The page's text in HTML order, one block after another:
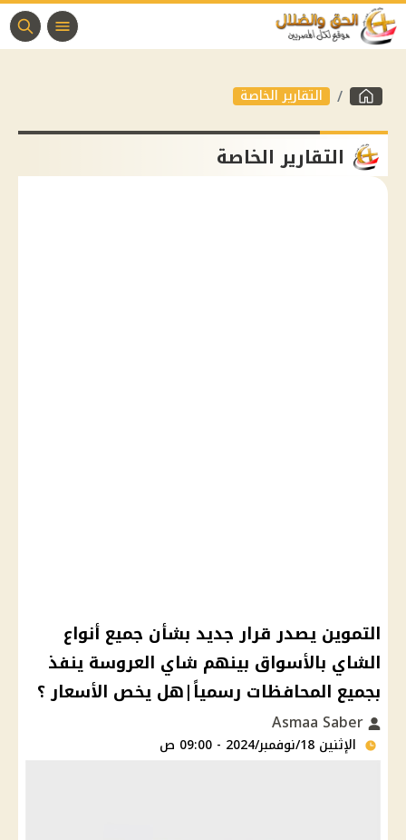
التقارير الخاصة
التقارير الخاصة
التموين يصدر قرار جديد بشأن جميع أنواع
الشاي بالأسواق بينهم شاي العروسة ينفذ
بجميع المحافظات رسمياً|هل يخص الأسعار ؟
الإثنين 18/نوفمبر/2024 - 09:00 ص